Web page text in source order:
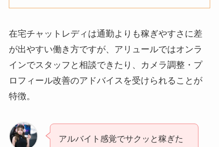
在宅チャットレディは通勤よりも稼ぎやすさに差
が出やすい働き方ですが、アリュールではオンラ
インでスタッフと相談できたり、カメラ調整・プ
ロフィール改善のアドバイスを受けられることが
特徴。
アルバイト感覚でサクッと稼ぎた